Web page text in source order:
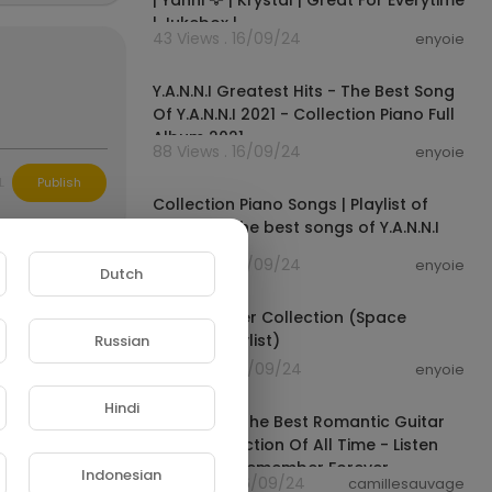
| Jukebox |
43 Views . 16/09/24 enyoie
Y.A.N.N.I Greatest Hits - The Best Song
Of Y.A.N.N.I 2021 - Collection Piano Full
Album 2021
88 Views . 16/09/24 enyoie
Collection Piano Songs | Playlist of
Y.A.N.N.I - The best songs of Y.A.N.N.I
2021
54 Views . 16/09/24 enyoie
Hans Zimmer Collection (Space
Sounds Playlist)
47 Views . 16/09/24
enyoie
Relax With The Best Romantic Guitar
Music Collection Of All Time - Listen
Once And Remember Forever
30 Views . 06/09/24 camillesauvage
avec l
tant son én
Publish
Dutch
Russian
Hindi
Indonesian